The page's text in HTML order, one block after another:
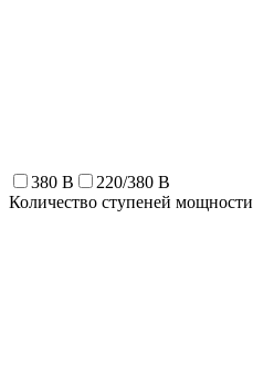
380 В
220/380 В
Количество ступеней мощности